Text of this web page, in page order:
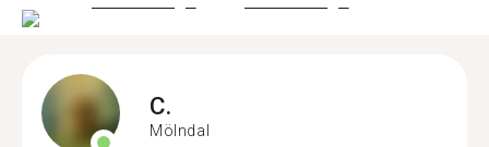
C.
Mölndal